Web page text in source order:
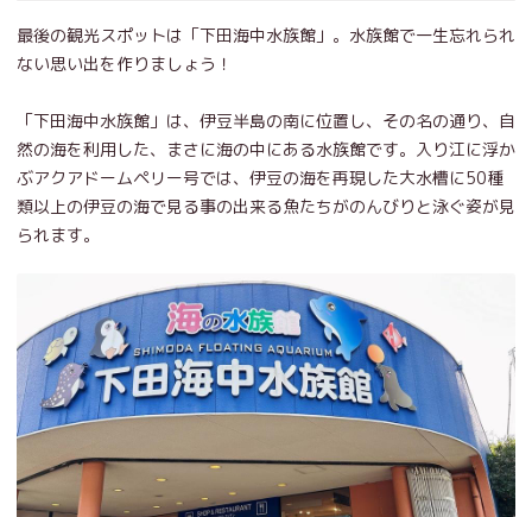
最後の観光スポットは「下田海中水族館」。水族館で一生忘れられ
ない思い出を作りましょう！
「下田海中水族館」は、伊豆半島の南に位置し、その名の通り、自
然の海を利用した、まさに海の中にある水族館です。入り江に浮か
ぶアクアドームペリー号では、伊豆の海を再現した大水槽に50種
類以上の伊豆の海で見る事の出来る魚たちがのんびりと泳ぐ姿が見
られます。